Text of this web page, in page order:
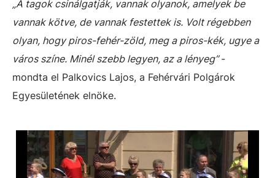
„A tagok csinálgatják, vannak olyanok, amelyek be
vannak kötve, de vannak festettek is. Volt régebben
olyan, hogy piros-fehér-zöld, meg a piros-kék, ugye a
város színe. Minél szebb legyen, az a lényeg”-
mondta el Palkovics Lajos, a Fehérvári Polgárok
Egyesületének elnöke.